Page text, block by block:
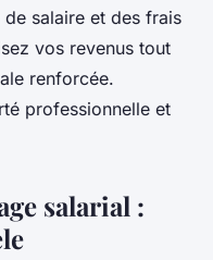
salaire et des frais
vos revenus tout
renforcée.
professionnelle et
salarial :